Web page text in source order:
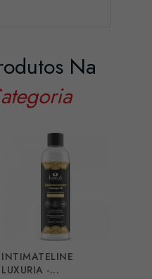
Na
INTIMATELINE
LUXURIA -...